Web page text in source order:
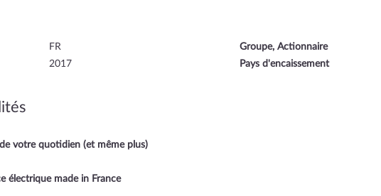
FR
2017
Groupe, Actionnaire
Pays d'encaissement
votre quotidien (et même plus)
électrique made in France